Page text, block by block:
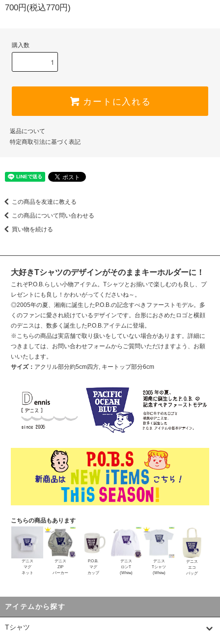
700円(税込770円)
購入数
カートに入れる
返品について
特定商取引法に基づく表記
この商品を友達に教える
この商品について問い合わせる
買い物を続ける
大好きTシャツのデザインがそのままキーホルダーに！
これぞP.O.B.らしい小物アイテム。Tシャツとお揃いで楽しむのも良し、プ
レゼントにも良し！かわいがってくださいね～。
◎2005年の夏、湘南に誕生したP.O.B.の記念すべきファーストモデル。多
くのファンに愛され続けているデザインです。台形におさめたロゴと横顔
のデニスは、数多く誕生したP.O.B.アイテムに登場。
※こちらの商品は実店舗で取り扱いをしていない場合があります。詳細に
つきましては、お問い合わせフォームからご質問いただけますよう、お願
いいたします。
サイズ： アクリル部分約5cm四方, キートップ部分6cm
こちらの商品もあります
デニス
マグ
ネット
デニス
ZIP
パーカー
P.O.B.
マグ
カップ
デニス
ロンT
(White)
デニス
Tシャツ
(White)
デニス
エコ
バッグ
アイテムから探す
Tシャツ